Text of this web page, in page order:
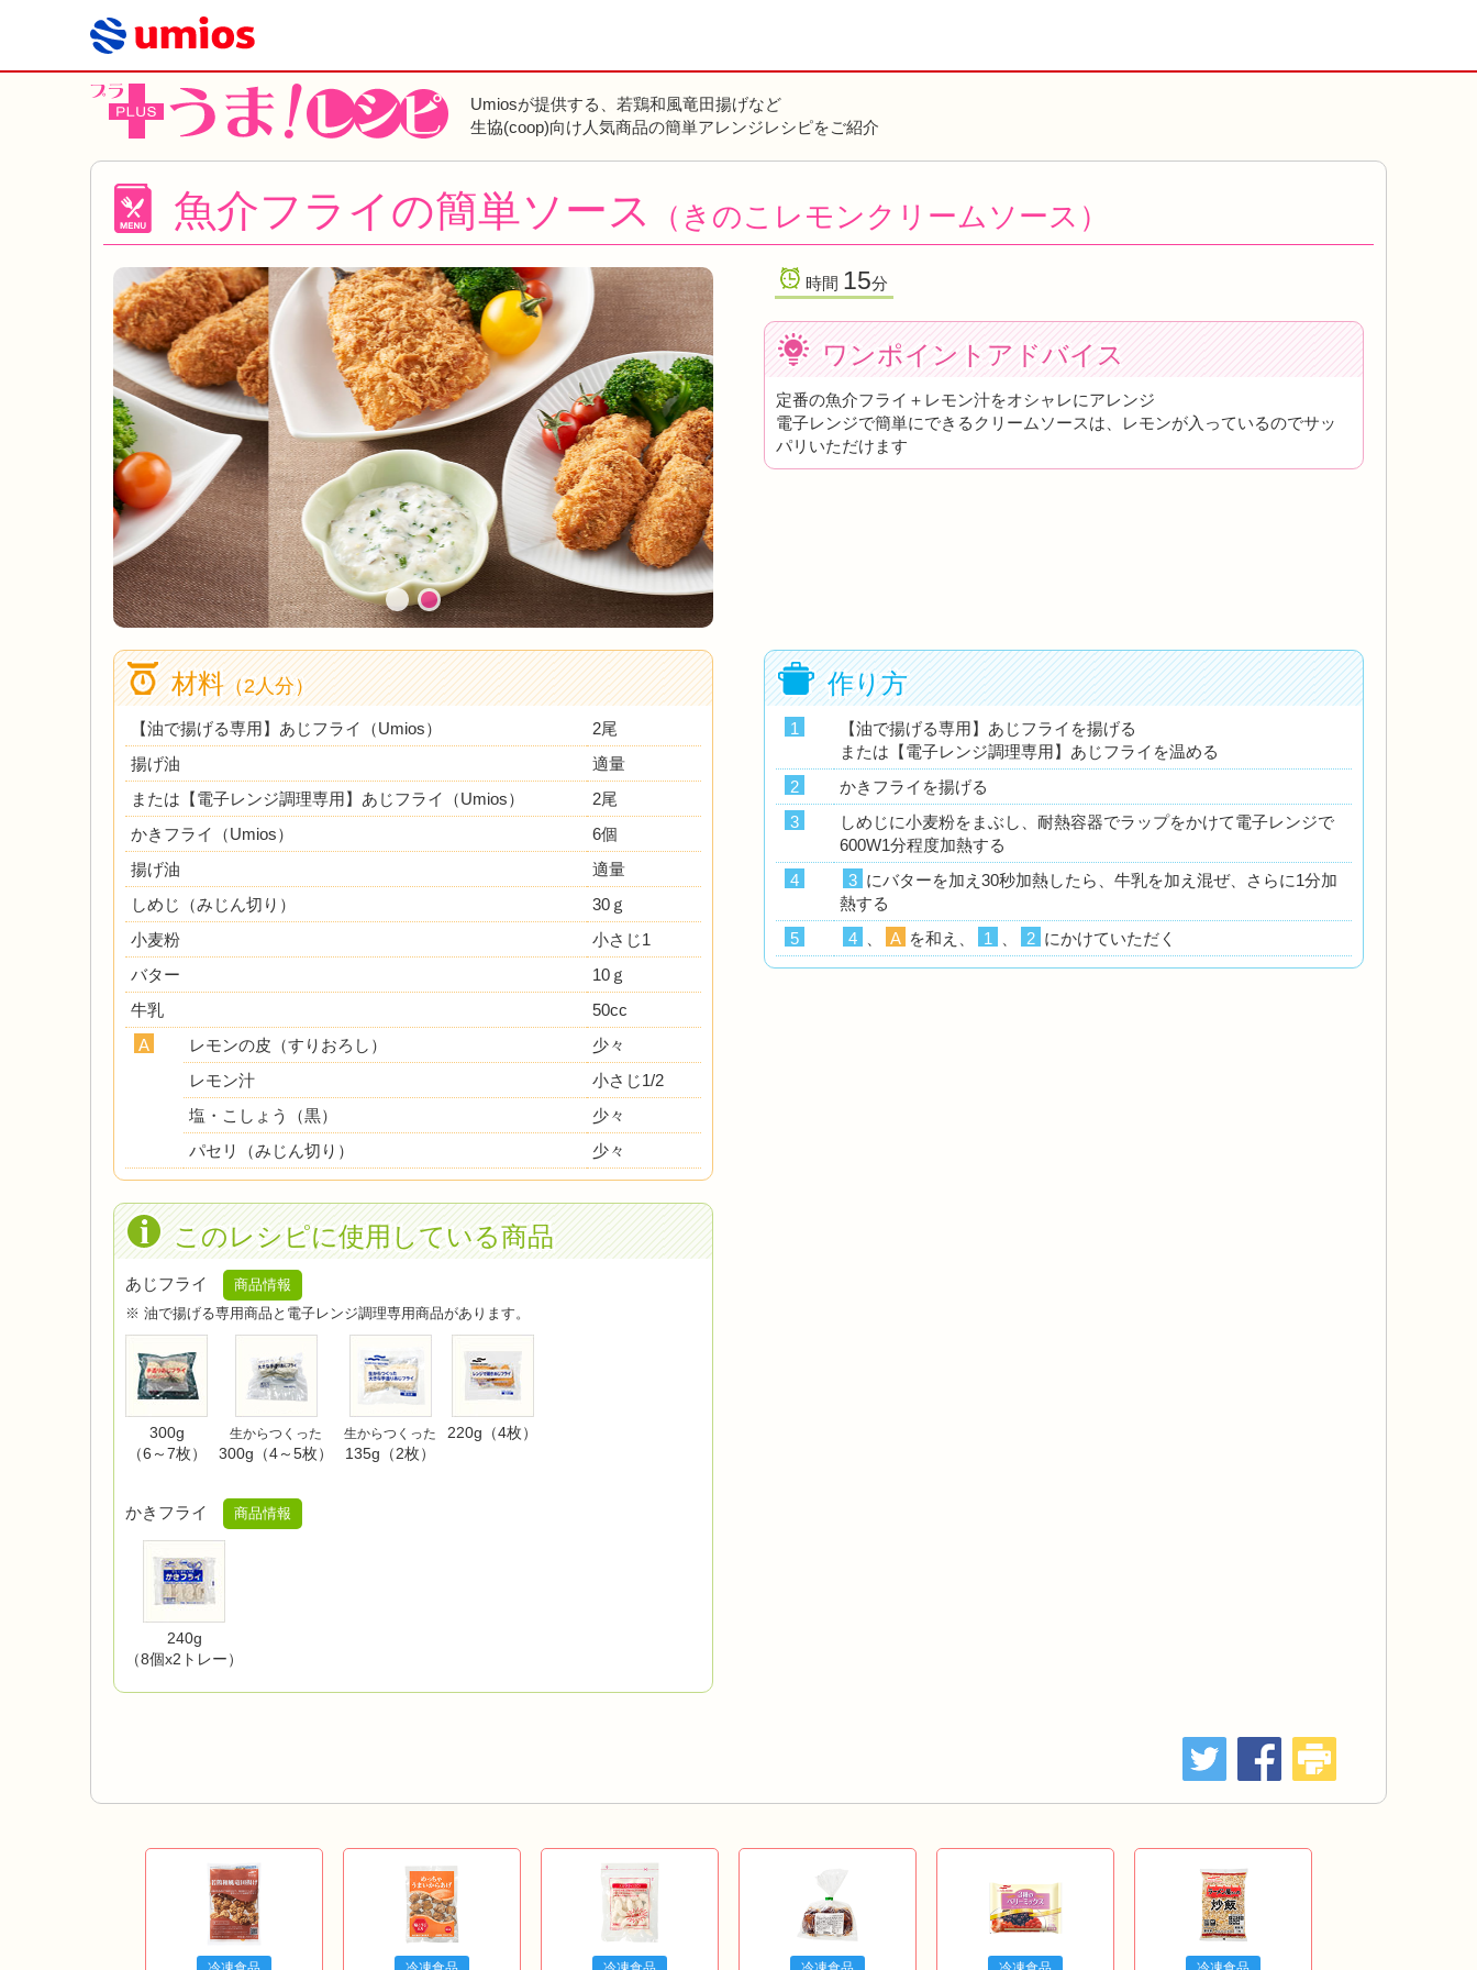
Umiosが提供する、若鶏和風竜田揚げなど
生協(coop)向け人気商品の簡単アレンジレシピをご紹介
魚介フライの簡単ソース （きのこレモンクリームソース）
時間 15分
ワンポイントアドバイス
定番の魚介フライ＋レモン汁をオシャレにアレンジ
電子レンジで簡単にできるクリームソースは、レモンが入っているのでサッ
パリいただけます
材料（2人分）
【油で揚げる専用】あじフライ（Umios）
2尾
揚げ油
適量
または【電子レンジ調理専用】あじフライ（Umios）
2尾
かきフライ（Umios）
6個
揚げ油
適量
しめじ（みじん切り）
30ｇ
小麦粉
小さじ1
バター
10ｇ
牛乳
50cc
A
レモンの皮（すりおろし）
少々
レモン汁
小さじ1/2
塩・こしょう（黒）
少々
パセリ（みじん切り）
少々
このレシピに使用している商品
あじフライ 商品情報
※ 油で揚げる専用商品と電子レンジ調理専用商品があります。
300g
（6～7枚）
生からつくった
300g（4～5枚）
生からつくった
135g（2枚）
220g（4枚）
かきフライ 商品情報
240g
（8個x2トレー）
作り方
1
【油で揚げる専用】あじフライを揚げる
または【電子レンジ調理専用】あじフライを温める
2
かきフライを揚げる
3
しめじに小麦粉をまぶし、耐熱容器でラップをかけて電子レンジで
600W1分程度加熱する
4
3 にバターを加え30秒加熱したら、牛乳を加え混ぜ、さらに1分加
熱する
5
4 A を和え、 1 2 にかけていただく